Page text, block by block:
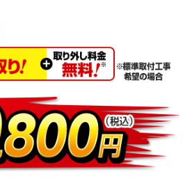
す。 ※4 約14畳試験室において2026年
設定温度到達時間を比較。外気温40℃、室
適自動運転、風量自動、風向自動設定で運
機種47分、従来機種57分。エアコンの前方
150cmの6点で計測した平均値。 ※5 AI快適自
サーキュレーション設定時、または冷房・除
転条件、温度条件により、リモコン設定の
さらら除湿（リニアハイブリッド方式）は
一般社団法人 日本冷凍空調工業会による再熱
運転中は吹出し温度が低下することがありま
。） ※7 閉鎖された実験設備における試験結
効果を示すものではありません ※8 付着した
能ではありません。 外気温1℃未満では運転し
るため、外出時などお部屋に人がいないと
回行うことをおすすめします。